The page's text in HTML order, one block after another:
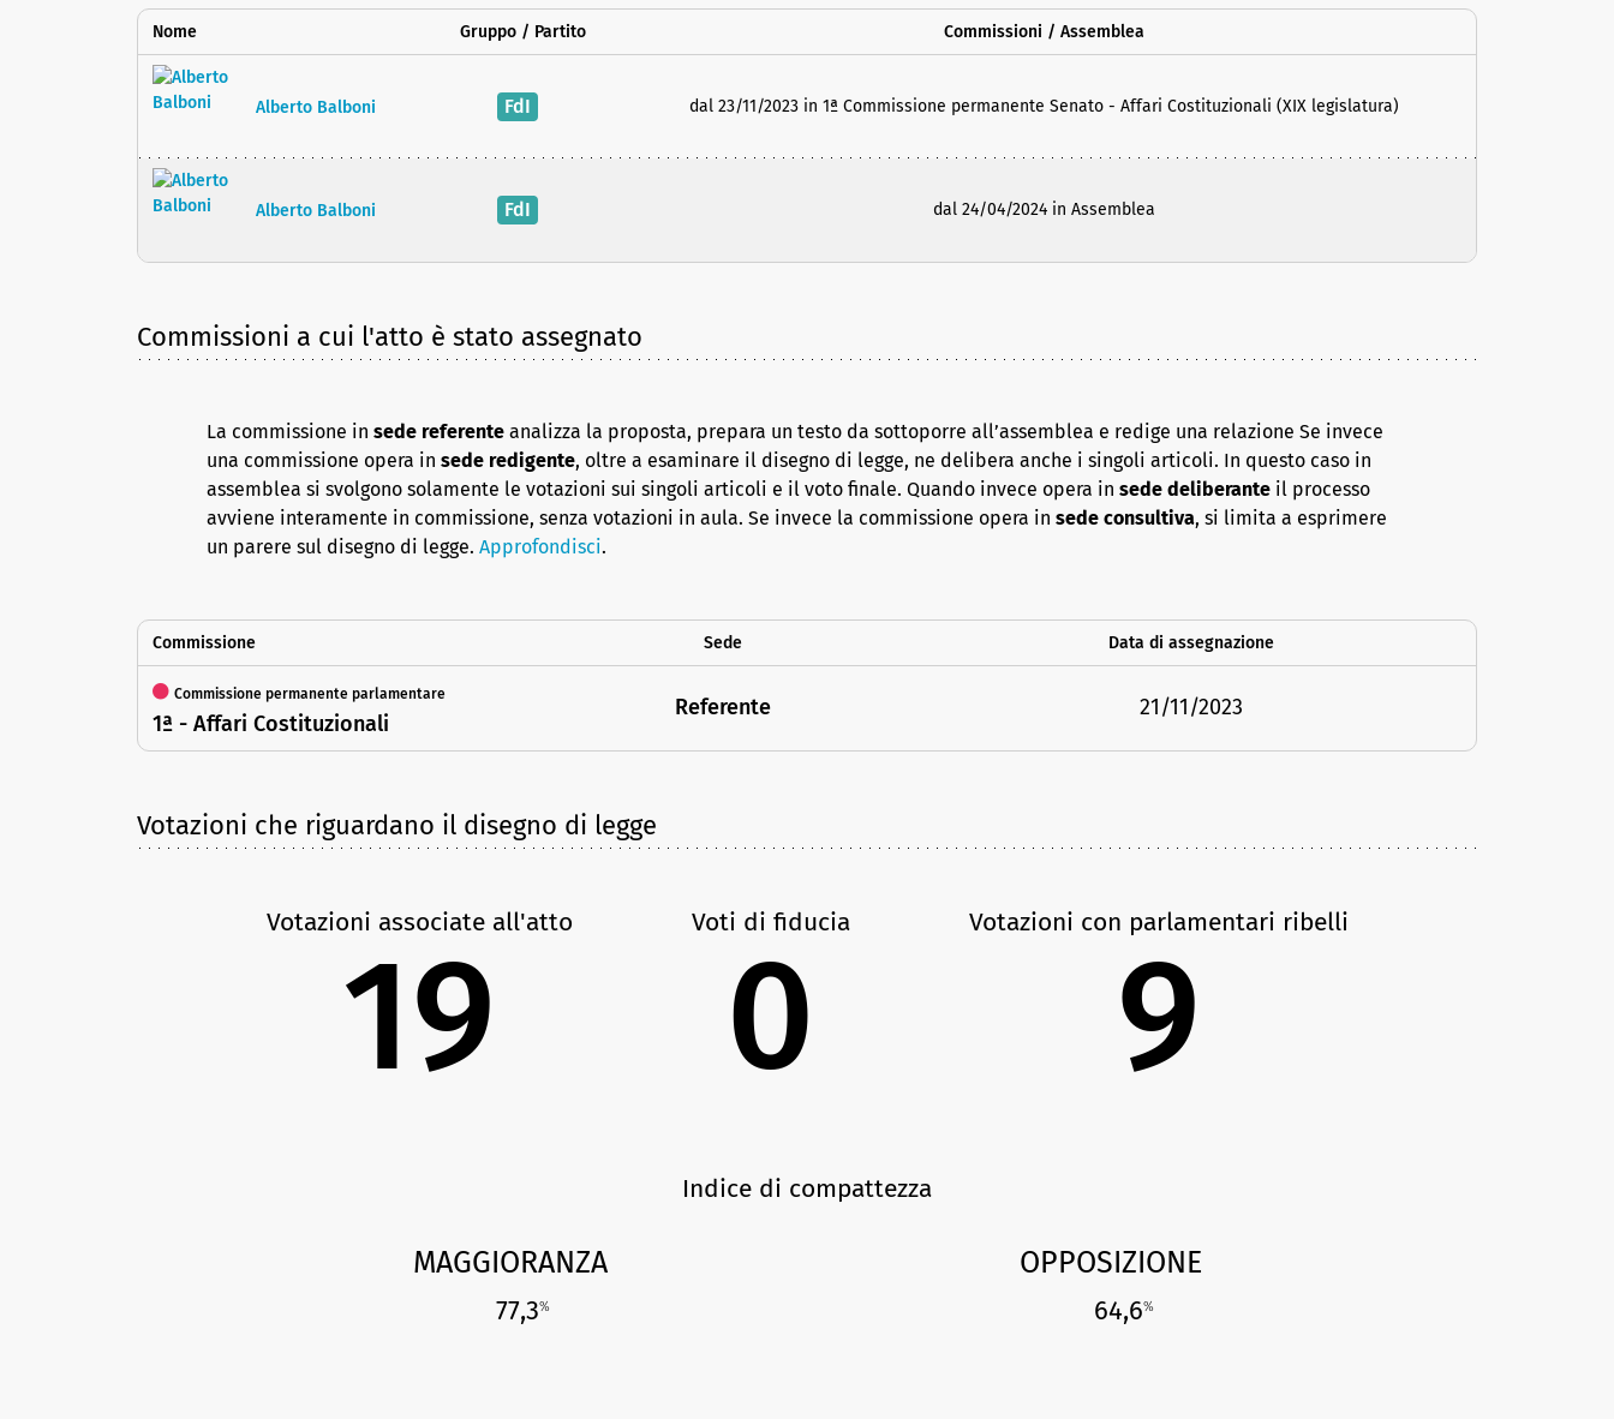
Nome Gruppo / Partito Commissioni / Assemblea
Alberto Balboni FdI dal 23/11/2023 in 1ª Commissione permanente Senato - Affari Costituzionali (XIX legislatura)
Alberto Balboni FdI dal 24/04/2024 in Assemblea
Commissioni a cui l'atto è stato assegnato
La commissione in sede referente analizza la proposta, prepara un testo da sottoporre all’assemblea e redige una relazione Se invece
una commissione opera in sede redigente, oltre a esaminare il disegno di legge, ne delibera anche i singoli articoli. In questo caso in
assemblea si svolgono solamente le votazioni sui singoli articoli e il voto finale. Quando invece opera in sede deliberante il processo
avviene interamente in commissione, senza votazioni in aula. Se invece la commissione opera in sede consultiva, si limita a esprimere
un parere sul disegno di legge. Approfondisci.
Commissione Sede Data di assegnazione
Commissione permanente parlamentare
1ª - Affari Costituzionali
Referente 21/11/2023
Votazioni che riguardano il disegno di legge
Votazioni associate all'atto
19
Voti di fiducia
0
Votazioni con parlamentari ribelli
9
Indice di compattezza
MAGGIORANZA
77,3%
OPPOSIZIONE
64,6%